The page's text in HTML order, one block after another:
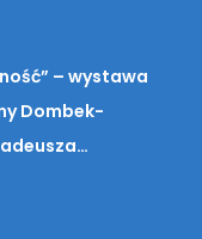
– wystawa
Dombek-